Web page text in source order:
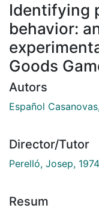
Identifying
behavior:
Goods
Autors
Español
Director/Tutor
Perelló, Josep,
Resum